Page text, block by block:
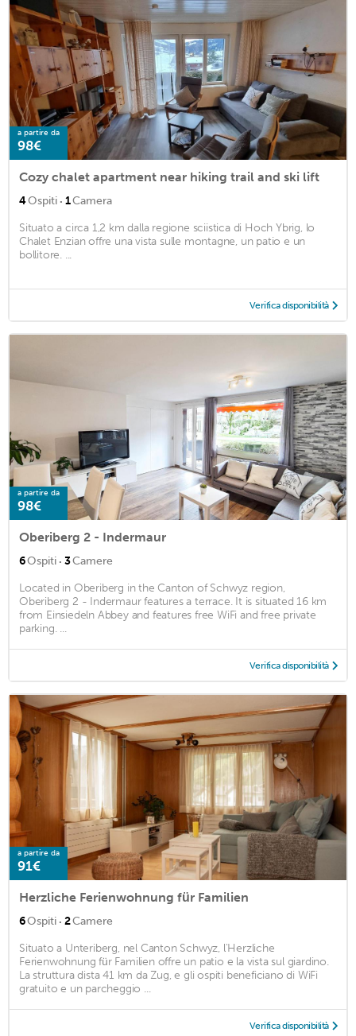
a partire da
98€
Cozy chalet apartment near hiking trail and ski lift
4Ospiti · 1Camera
Situato a circa 1,2 km dalla regione sciistica di Hoch Ybrig, lo
Chalet Enzian offre una vista sulle montagne, un patio e un
bollitore. ...
Verifica disponibilità
a partire da
98€
Oberiberg 2 - Indermaur
6Ospiti · 3Camere
Located in Oberiberg in the Canton of Schwyz region,
Oberiberg 2 - Indermaur features a terrace. It is situated 16 km
from Einsiedeln Abbey and features free WiFi and free private
parking. ...
Verifica disponibilità
a partire da
91€
Herzliche Ferienwohnung für Familien
6Ospiti · 2Camere
Situato a Unteriberg, nel Canton Schwyz, l'Herzliche
Ferienwohnung für Familien offre un patio e la vista sul giardino.
La struttura dista 41 km da Zug, e gli ospiti beneficiano di WiFi
gratuito e un parcheggio ...
Verifica disponibilità